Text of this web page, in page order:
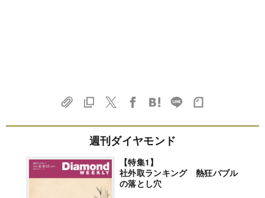
週刊ダイヤモンド
【特集1】
社外取ランキング 熱狂バブル
の落とし穴